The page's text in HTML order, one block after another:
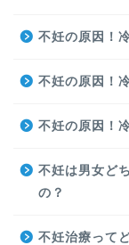
不妊の原因！
不妊の原因！
不妊の原因！
不妊は男女ど
の？
不妊治療って